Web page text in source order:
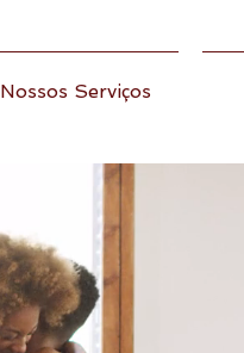
Nossos Serviços